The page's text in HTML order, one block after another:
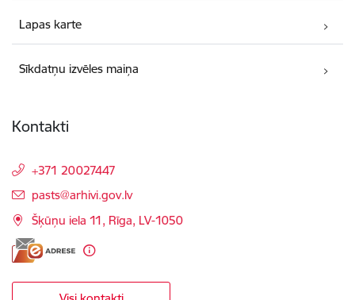
Lapas karte
Sīkdatņu izvēles maiņa
Kontakti
+371 20027447
E-pasts:
pasts@arhivi.gov.lv
Šķūņu iela 11, Rīga, LV-1050